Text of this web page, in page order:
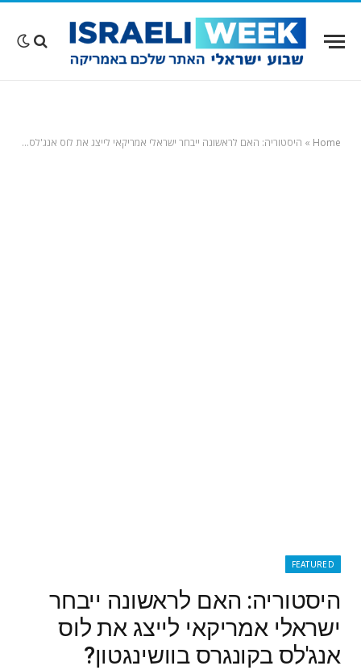
Home
» היסטוריה: האם לראשונה ייבחר ישראלי אמריקאי לייצג את לוס אנג'לס בקונגרס בוושינגטון?
FEATURED
היסטוריה: האם לראשונה ייבחר
ישראלי אמריקאי לייצג את לוס
אנג'לס בקונגרס בוושינגטון?